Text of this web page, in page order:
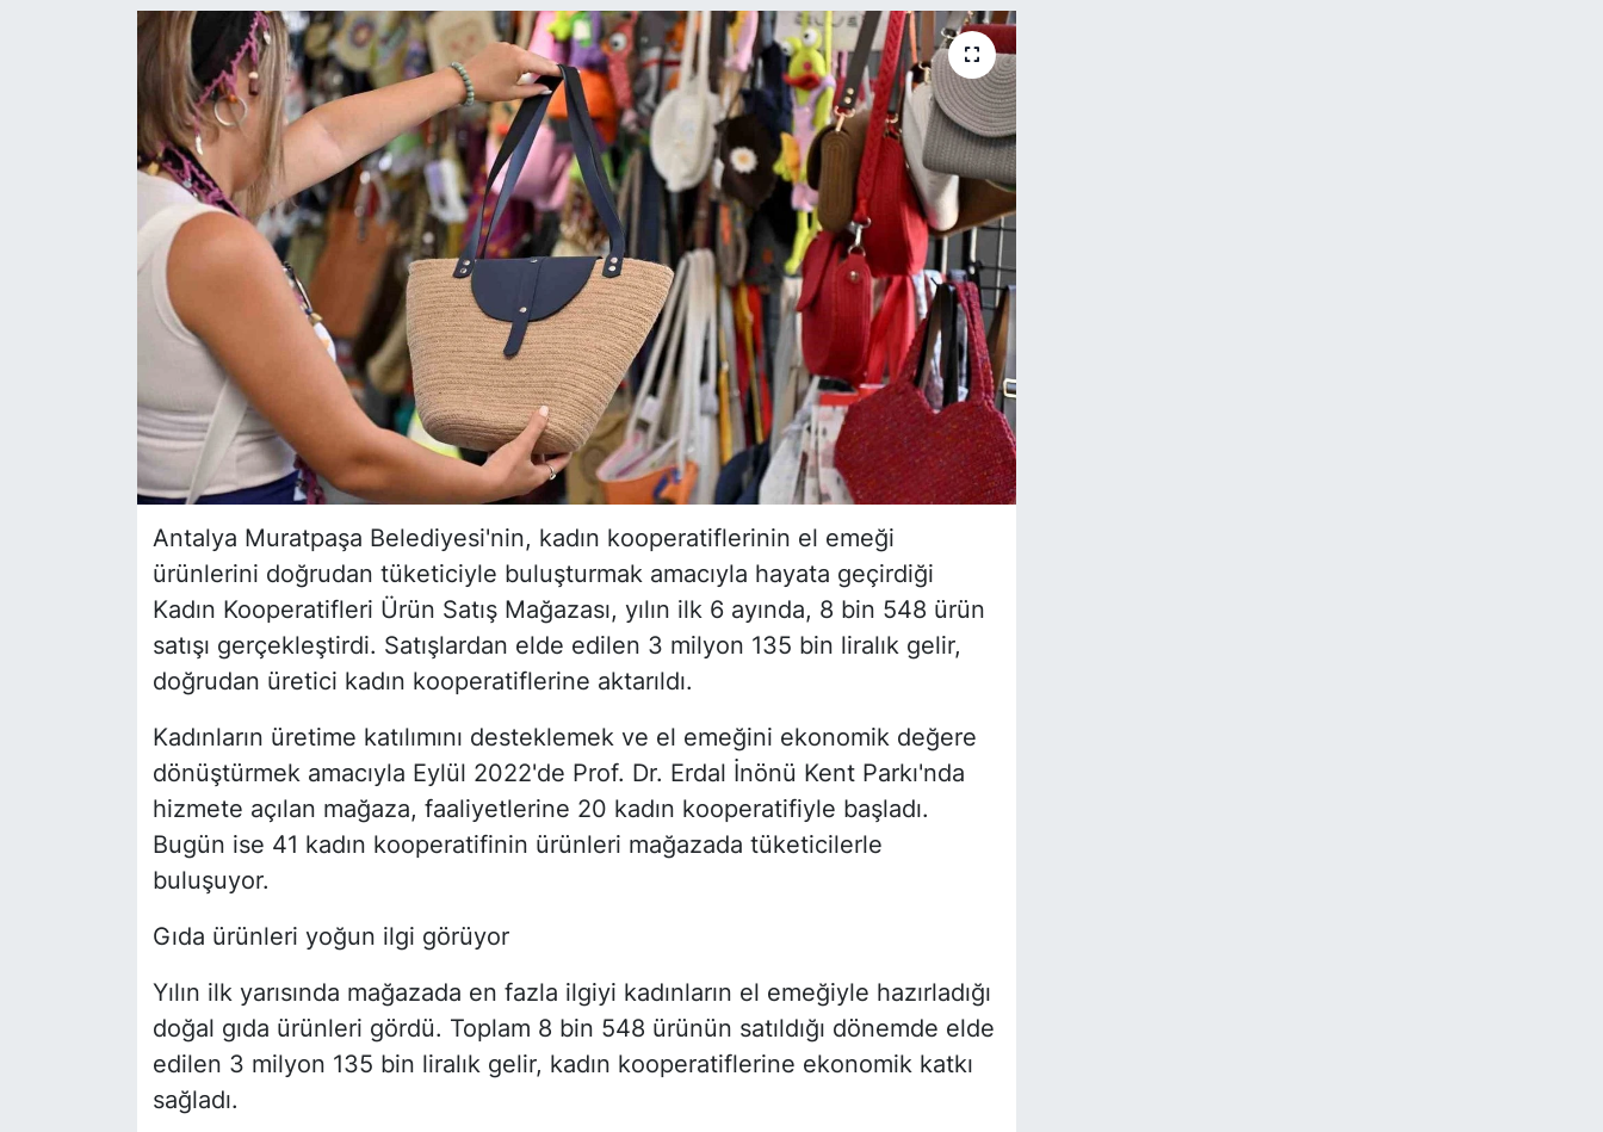
Antalya Muratpaşa Belediyesi'nin, kadın kooperatiflerinin el emeği
ürünlerini doğrudan tüketiciyle buluşturmak amacıyla hayata geçirdiği
Kadın Kooperatifleri Ürün Satış Mağazası, yılın ilk 6 ayında, 8 bin 548 ürün
satışı gerçekleştirdi. Satışlardan elde edilen 3 milyon 135 bin liralık gelir,
doğrudan üretici kadın kooperatiflerine aktarıldı.
Kadınların üretime katılımını desteklemek ve el emeğini ekonomik değere
dönüştürmek amacıyla Eylül 2022'de Prof. Dr. Erdal İnönü Kent Parkı'nda
hizmete açılan mağaza, faaliyetlerine 20 kadın kooperatifiyle başladı.
Bugün ise 41 kadın kooperatifinin ürünleri mağazada tüketicilerle
buluşuyor.
Gıda ürünleri yoğun ilgi görüyor
Yılın ilk yarısında mağazada en fazla ilgiyi kadınların el emeğiyle hazırladığı
doğal gıda ürünleri gördü. Toplam 8 bin 548 ürünün satıldığı dönemde elde
edilen 3 milyon 135 bin liralık gelir, kadın kooperatiflerine ekonomik katkı
sağladı.
YEREL HABER
Haberde insan
Tanıtım